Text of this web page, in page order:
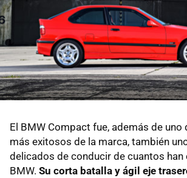
El BMW Compact fue, además de
más exitosos de la marca, también
delicados de conducir de cuantos han
BMW. Su corta batalla y ágil eje